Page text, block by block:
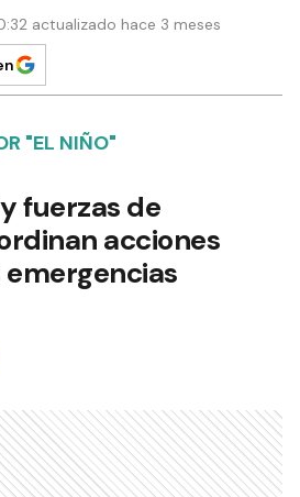
actualizado hace 3 meses
"EL NIÑO"
fuerzas de
acciones